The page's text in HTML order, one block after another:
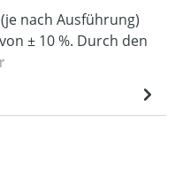
nach Ausführung)
± 10 %. Durch den